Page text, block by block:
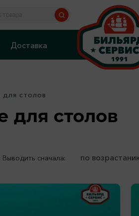
Доставка
столов
для столов
Выводить сначала: